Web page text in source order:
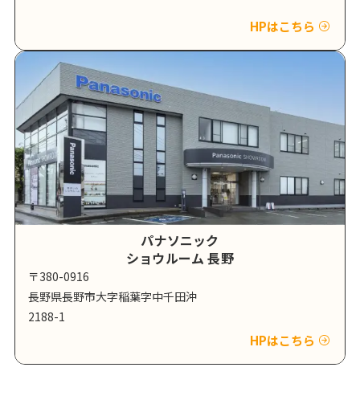
HPはこちら
パナソニック
ショウルーム 長野
〒380-0916
長野県長野市大字稲葉字中千田沖
2188-1
HPはこちら